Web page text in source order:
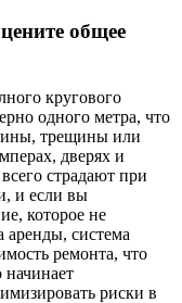
общее
кругового
одного метра, что
трещины или
дверях и
страдают при
и если вы
которое не
аренды, система
ремонта, что
начинает
риски в